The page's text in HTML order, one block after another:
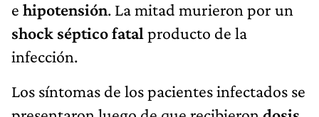
e hipotensión. La mitad murieron por un
shock séptico fatal producto de la
infección.
Los síntomas de los pacientes infectados se